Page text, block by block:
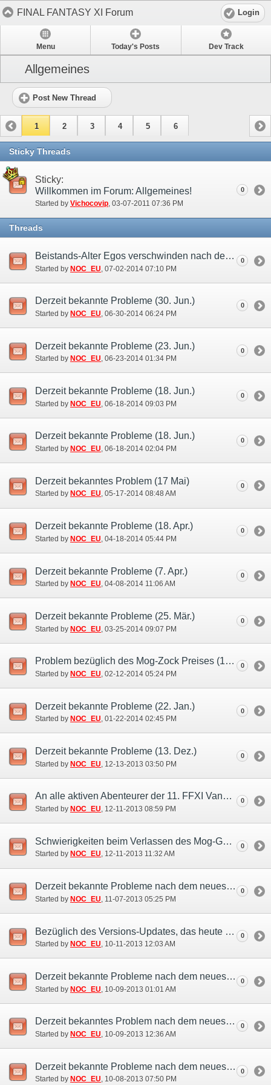
FINAL FANTASY XI Forum Login
Menu Today's Posts Dev Track
Allgemeines
Post New Thread
1 2 3 4 5 6
Sticky Threads
Sticky:
Willkommen im Forum: Allgemeines!
Started by Vichocovip‎, 03-07-2011 07:36 PM
0
Threads
Beistands-Alter Egos verschwinden nach dem Betreten des Schlachtfelds (2.Jul)
Started by NOC_EU ‎, 07-02-2014 07:10 PM
0
Derzeit bekannte Probleme (30. Jun.)
Started by NOC_EU‎, 06-30-2014 06:24 PM
0
Derzeit bekannte Probleme (23. Jun.)
Started by NOC_EU‎, 06-23-2014 01:34 PM
0
Derzeit bekannte Probleme (18. Jun.)
Started by NOC_EU ‎, 06-18-2014 09:03 PM
0
Derzeit bekannte Probleme (18. Jun.)
Started by NOC_EU‎, 06-18-2014 02:04 PM
0
Derzeit bekanntes Problem (17 Mai)
Started by NOC_EU‎, 05-17-2014 08:48 AM
0
Derzeit bekannte Probleme (18. Apr.)
Started by NOC_EU ‎, 04-18-2014 05:44 PM
0
Derzeit bekannte Probleme (7. Apr.)
Started by NOC_EU‎, 04-08-2014 11:06 AM
0
Derzeit bekannte Probleme (25. Mär.)
Started by NOC_EU ‎, 03-25-2014 09:07 PM
0
Problem bezüglich des Mog-Zock Preises (12. Feb.)
Started by NOC_EU‎, 02-12-2014 05:24 PM
0
Derzeit bekannte Probleme (22. Jan.)
Started by NOC_EU‎, 01-22-2014 02:45 PM
0
Derzeit bekannte Probleme (13. Dez.)
Started by NOC_EU ‎, 12-13-2013 03:50 PM
0
An alle aktiven Abenteurer der 11. FFXI Vana'versary Kampagne
Started by NOC_EU‎, 12-11-2013 08:59 PM
0
Schwierigkeiten beim Verlassen des Mog-Gartens (10. Dez.)
Started by NOC_EU‎, 12-11-2013 11:32 AM
0
Derzeit bekannte Probleme nach dem neuesten Versions-Update (7. Nov)
Started by NOC_EU ‎, 11-07-2013 05:25 PM
0
Bezüglich des Versions-Updates, das heute stattfinden soll (10. Okt.)
Started by NOC_EU‎, 10-11-2013 12:03 AM
0
Derzeit bekannte Probleme nach dem neuesten Versions-Update (7. Okt)
Started by NOC_EU ‎, 10-09-2013 01:01 AM
0
Derzeit bekanntes Problem nach dem neuesten Versions-Update (7. Okt)
Started by NOC_EU‎, 10-09-2013 12:36 AM
0
Derzeit bekannte Probleme nach dem neuesten Versions-Update (7. Okt)
Started by NOC_EU‎, 10-08-2013 07:50 PM
0